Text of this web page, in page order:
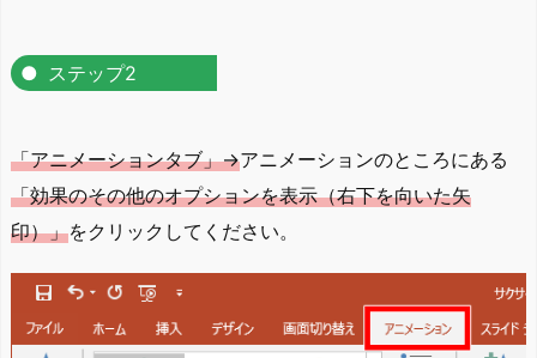
ステップ2
「アニメーションタブ」→アニメーションのところにある
「効果のその他のオプションを表示（右下を向いた矢
印）」をクリックしてください。